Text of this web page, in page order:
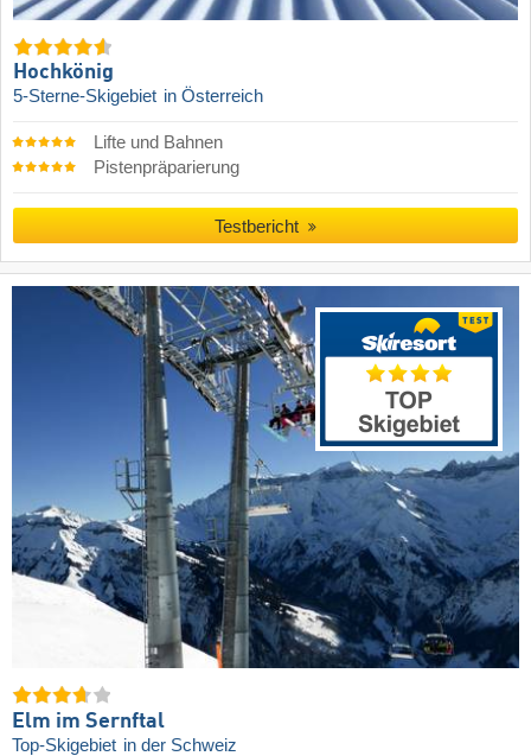
Hochkönig
5-Sterne-Skigebiet in Österreich
Lifte und Bahnen
Pistenpräparierung
Testbericht
Elm im Sernftal
Top-Skigebiet in der Schweiz